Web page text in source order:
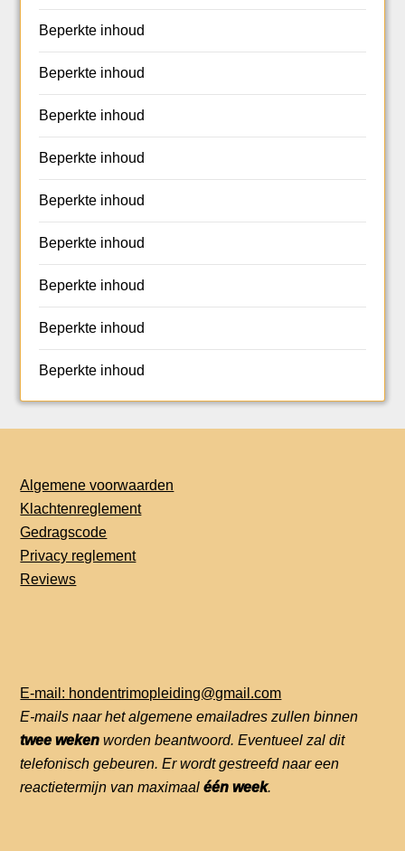
Beperkte inhoud
Beperkte inhoud
Beperkte inhoud
Beperkte inhoud
Beperkte inhoud
Beperkte inhoud
Beperkte inhoud
Beperkte inhoud
Beperkte inhoud
Algemene voorwaarden
Klachtenreglement
Gedragscode
Privacy reglement
Reviews
E-mail: hondentrimopleiding@gmail.com
E-mails naar het algemene emailadres zullen binnen
twee weken worden beantwoord. Eventueel zal dit
telefonisch gebeuren. Er wordt gestreefd naar een
reactietermijn van maximaaléén week.